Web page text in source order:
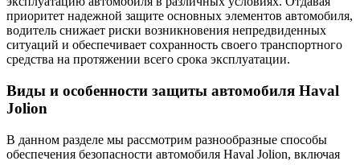
приоритет надежной защите основных элементов автомобиля,
водитель снижает риски возникновения непредвиденных
ситуаций и обеспечивает сохранность своего транспортного
средства на протяжении всего срока эксплуатации.
Виды и особенности защиты автомобиля Haval
Jolion
В данном разделе мы рассмотрим разнообразные способы
обеспечения безопасности автомобиля Haval Jolion, включая